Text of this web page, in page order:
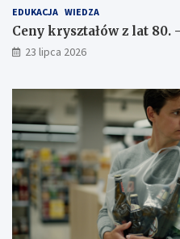
EDUKACJA WIEDZA
Ceny kryształów z lat 80.
23 lipca 2026